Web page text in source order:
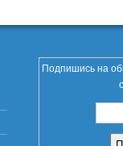
Подпишись на